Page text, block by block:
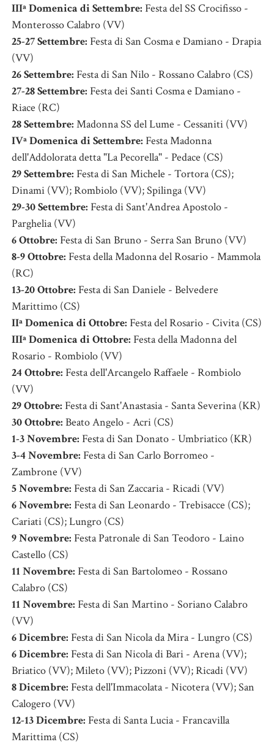
IIIª Domenica di Settembre: Festa del SS Crocifisso -
Monterosso Calabro (VV)
25-27 Settembre: Festa di San Cosma e Damiano - Drapia
(VV)
26 Settembre: Festa di San Nilo - Rossano Calabro (CS)
27-28 Settembre: Festa dei Santi Cosma e Damiano -
Riace (RC)
28 Settembre: Madonna SS del Lume - Cessaniti (VV)
IVª Domenica di Settembre: Festa Madonna
dell'Addolorata detta "La Pecorella" - Pedace (CS)
29 Settembre: Festa di San Michele - Tortora (CS);
Dinami (VV); Rombiolo (VV); Spilinga (VV)
29-30 Settembre: Festa di Sant'Andrea Apostolo -
Parghelia (VV)
6 Ottobre: Festa di San Bruno - Serra San Bruno (VV)
8-9 Ottobre: Festa della Madonna del Rosario - Mammola
(RC)
13-20 Ottobre: Festa di San Daniele - Belvedere
Marittimo (CS)
IIª Domenica di Ottobre: Festa del Rosario - Civita (CS)
IIIª Domenica di Ottobre: Festa della Madonna del
Rosario - Rombiolo (VV)
24 Ottobre: Festa dell'Arcangelo Raffaele - Rombiolo
(VV)
29 Ottobre: Festa di Sant'Anastasia - Santa Severina (KR)
30 Ottobre: Beato Angelo - Acri (CS)
1-3 Novembre: Festa di San Donato - Umbriatico (KR)
3-4 Novembre: Festa di San Carlo Borromeo -
Zambrone (VV)
5 Novembre: Festa di San Zaccaria - Ricadi (VV)
6 Novembre: Festa di San Leonardo - Trebisacce (CS);
Cariati (CS); Lungro (CS)
9 Novembre: Festa Patronale di San Teodoro - Laino
Castello (CS)
11 Novembre: Festa di San Bartolomeo - Rossano
Calabro (CS)
11 Novembre: Festa di San Martino - Soriano Calabro
(VV)
6 Dicembre: Festa di San Nicola da Mira - Lungro (CS)
6 Dicembre: Festa di San Nicola di Bari - Arena (VV);
Briatico (VV); Mileto (VV); Pizzoni (VV); Ricadi (VV)
8 Dicembre: Festa dell'Immacolata - Nicotera (VV); San
Calogero (VV)
12-13 Dicembre: Festa di Santa Lucia - Francavilla
Marittima (CS)